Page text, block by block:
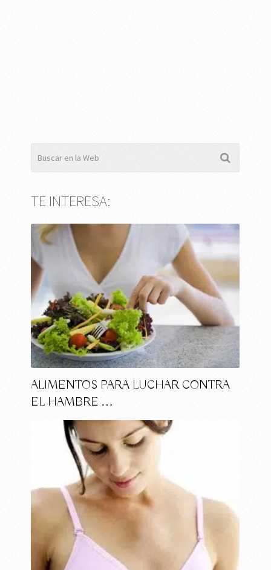
TE INTERESA:
ALIMENTOS PARA LUCHAR CONTRA
EL HAMBRE …